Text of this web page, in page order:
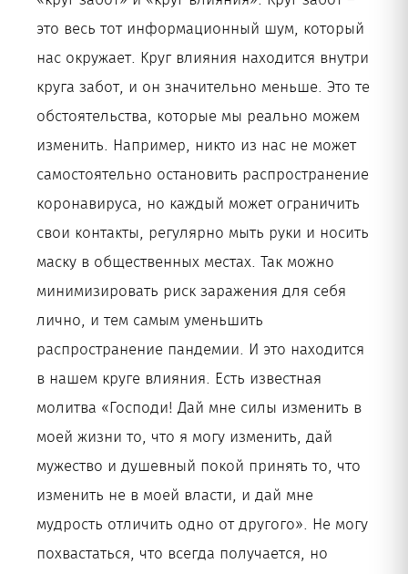
это весь тот информационный шум, который
нас окружает. Круг влияния находится внутри
круга забот, и он значительно меньше. Это те
обстоятельства, которые мы реально можем
изменить. Например, никто из нас не может
самостоятельно остановить распространение
коронавируса, но каждый может ограничить
свои контакты, регулярно мыть руки и носить
маску в общественных местах. Так можно
минимизировать риск заражения для себя
лично, и тем самым уменьшить
распространение пандемии. И это находится
в нашем круге влияния. Есть известная
молитва «Господи! Дай мне силы изменить в
моей жизни то, что я могу изменить, дай
мужество и душевный покой принять то, что
изменить не в моей власти, и дай мне
мудрость отличить одно от другого». Не могу
похвастаться, что всегда получается, но